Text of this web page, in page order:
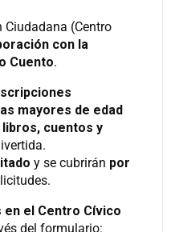
Ciudadana (Centro
con la
Cuento.
mayores de edad
libros, cuentos y
y se cubrirán por
el Centro Cívico
del formulario: